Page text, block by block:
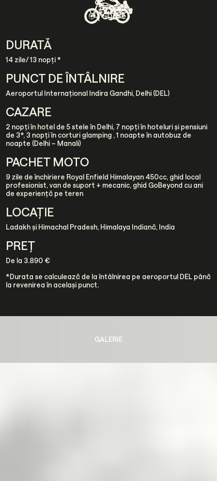
DURATĂ
14 zile/ 13 nopți*
PUNCT DE ÎNTÂLNIRE
Aeroportul Internațional Indira Gandhi, Delhi (DEL)
CAZARE
2 nopți în hotel de 5 stele în Delhi, 7 nopți în hoteluri și pensiuni
de 3*, 3 nopți în corturi glamping , 1 noapte în autobuz de
noapte (Delhi – Manali)
PACHET MOTO
9 zile de închiriere Royal Enfield Himalayan 450cc, ghid local
profesionist, van de suport + mecanic, ghid GoBeyond cu ani
de experiență pe teren
LOCAȚIE
Ladakh și Himachal Pradesh, Himalaya Indiană, India
PREȚ
De la 3.890 €
*Durata se calculează de la întâlnirea pe aeroportul DEL până
la revenirea în același punct.
GALERIE